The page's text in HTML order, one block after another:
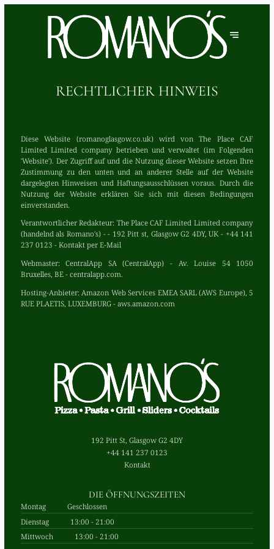
RECHTLICHER HINWEIS
Diese Website (romanoglasgow.co.uk) wird von The Place CAF
Limited Limited company betrieben und verwaltet (im Folgenden
'Website'). Der Zugriff auf und die Nutzung dieser Website setzen Ihre
Zustimmung zu den unten und an anderer Stelle auf der Website
dargelegten Hinweisen und Haftungsausschlüssen voraus. Durch die
Nutzung der Website erklären Sie sich mit diesen Bedingungen
einverstanden.
Verantwortlicher Redakteur: The Place CAF Limited Limited company
(handelnd als Romano's) - - 192 Pitt st, Glasgow G2 4DY, UK - +44 141
237 0123 -Kontakt per E-Mail
Webmaster:CentralApp SA (CentralApp) - Av. Louise 54 1050
Bruxelles, BE - centralapp.com.
Hosting-Anbieter: Amazon Web Services EMEA SARL (AWS Europe), 5
RUE PLAETIS, LUXEMBURG - aws.amazon.com
192 Pitt St, Glasgow G2 4DY
+44 141 237 0123
Kontakt
DIE ÖFFNUNGSZEITEN
Montag
Geschlossen
Dienstag
13:00 - 21:00
Mittwoch
13:00 - 21:00